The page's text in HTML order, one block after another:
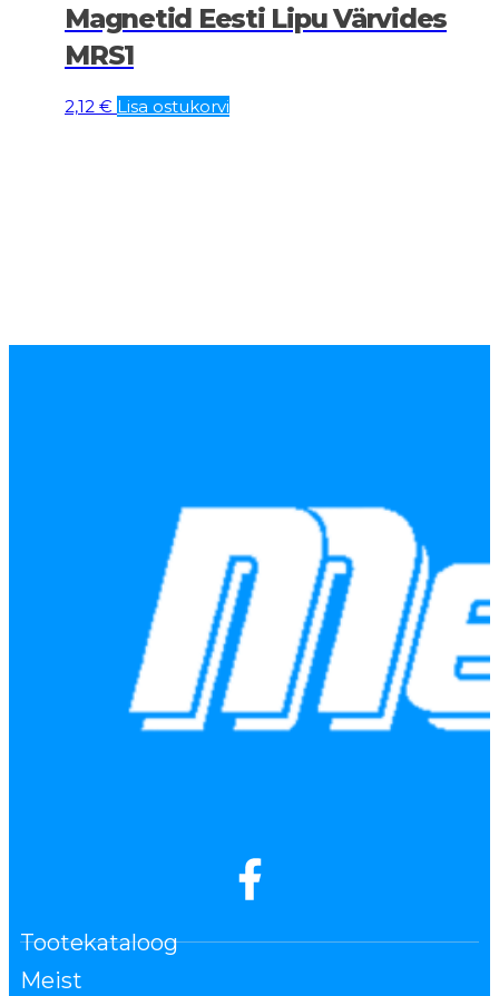
Magnetid Eesti Lipu Värvides
MRS1
2,12 € Lisa ostukorvi
Tootekataloog
Meist